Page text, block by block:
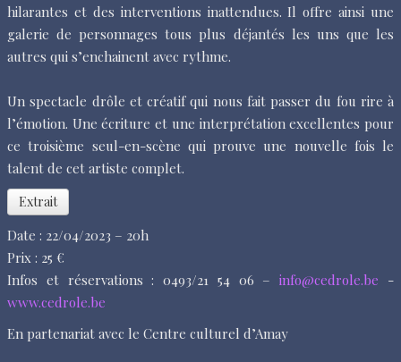
hilarantes et des interventions inattendues. Il offre ainsi une
galerie de personnages tous plus déjantés les uns que les
autres qui s’enchainent avec rythme.
Un spectacle drôle et créatif qui nous fait passer du fou rire à
l’émotion. Une écriture et une interprétation excellentes pour
ce troisième seul-en-scène qui prouve une nouvelle fois le
talent de cet artiste complet.
Extrait
Date : 22/04/2023 – 20h
Prix : 25 €
Infos et réservations : 0493/21 54 06 –info@cedrole.be -
www.cedrole.be
En partenariat avec le Centre culturel d’Amay